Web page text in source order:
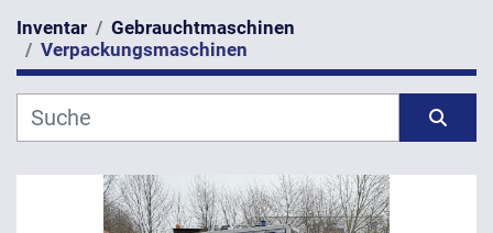
Kategorie
Hersteller
Inventar
Gebrauchtmaschinen
Verpackungsmaschinen